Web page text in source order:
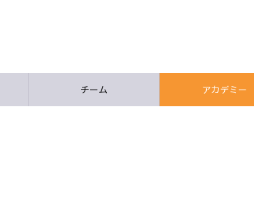
チーム アカデミー